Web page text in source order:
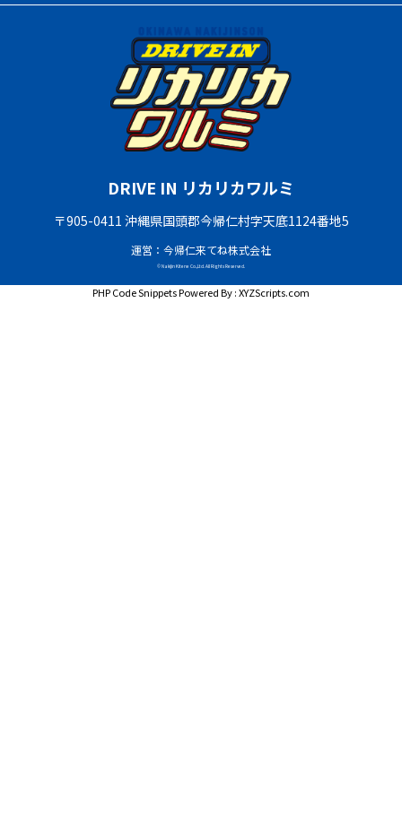
DRIVE IN リカリカワルミ
〒905-0411 沖縄県国頭郡今帰仁村字天底1124番地5
運営：今帰仁来てね株式会社
© Nakijin Kitene Co.,Ltd. All Rights Reserved.
PHP Code SnippetsPowered By :XYZScripts.com